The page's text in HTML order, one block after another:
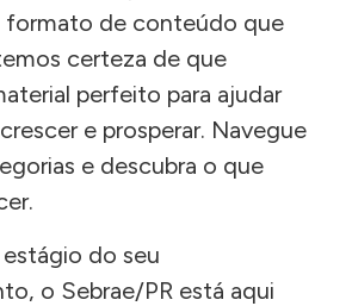
formato de conteúdo que
certeza de que
perfeito para ajudar
e prosperar. Navegue
e descubra o que
do seu
o Sebrae/PR está aqui